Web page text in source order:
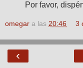
Por favor,
omegar a las 20:46 3
‹